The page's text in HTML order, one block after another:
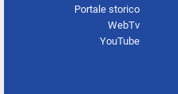
Portale storico
WebTv
YouTube